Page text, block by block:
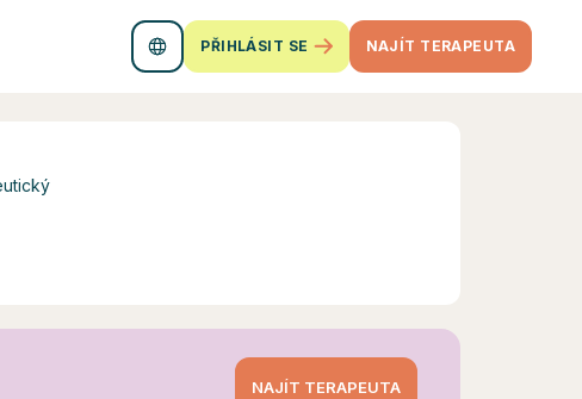
PŘIHLÁSIT SE NAJÍT TERAPEUTA
NAJÍT TERAPEUTA